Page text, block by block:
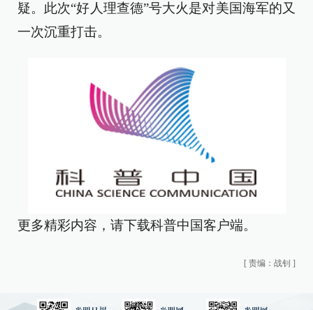
疑。此次“好人理查德”号大火是对美国海军的又
一次沉重打击。
更多精彩内容，请下载科普中国客户端。
[ 责编：战钊 ]